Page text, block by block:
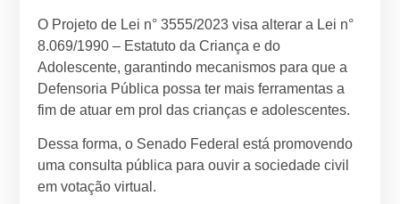
O Projeto de Lei n° 3555/2023 visa alterar a Lei n°
8.069/1990 – Estatuto da Criança e do
Adolescente, garantindo mecanismos para que a
Defensoria Pública possa ter mais ferramentas a
fim de atuar em prol das crianças e adolescentes.
Dessa forma, o Senado Federal está promovendo
uma consulta pública para ouvir a sociedade civil
em votação virtual.